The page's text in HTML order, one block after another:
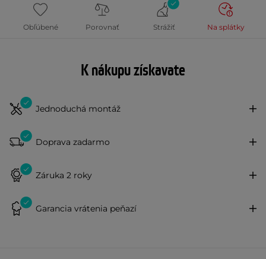
Obľúbené Porovnať Strážiť Na splátky
K nákupu získavate
Jednoduchá montáž
Doprava zadarmo
Záruka 2 roky
Garancia vrátenia peňazí